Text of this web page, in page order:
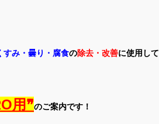
すみ・曇り・腐食の除去・改善に使用して
用❞のご案内です！